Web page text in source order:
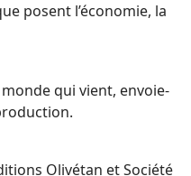
posent l’économie, la
qui vient, envoie-
Olivétan et Société